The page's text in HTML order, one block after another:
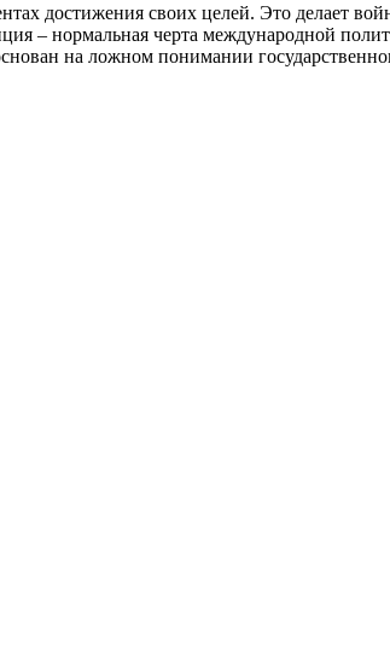
достижения своих целей. Это делает
– нормальная черта международной
на ложном понимании